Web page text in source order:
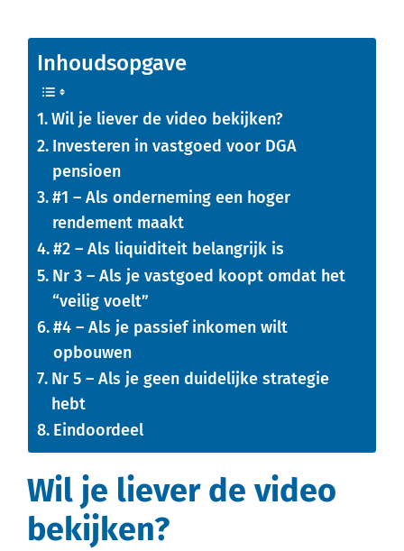
Inhoudsopgave
Wil je liever de video bekijken?
Investeren in vastgoed voor DGA
pensioen
#1 – Als onderneming een hoger
rendement maakt
#2 – Als liquiditeit belangrijk is
Nr 3 – Als je vastgoed koopt omdat het
“veilig voelt”
#4 – Als je passief inkomen wilt
opbouwen
Nr 5 – Als je geen duidelijke strategie
hebt
Eindoordeel
Wil je liever de video
bekijken?